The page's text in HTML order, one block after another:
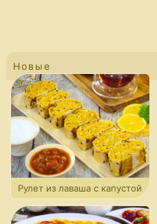
Новые
Рулет из лаваша с капустой